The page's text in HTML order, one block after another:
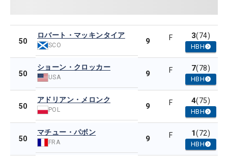
50
ロバート・マッキンタイア
SCO 9 F 3(74)
HBH
50
ショーン・クロッカー
USA 9 F 7(78)
HBH
50
アドリアン・メロンク
POL 9 F 4(75)
HBH
50
マチュー・パボン
FRA 9 F 1(72)
HBH